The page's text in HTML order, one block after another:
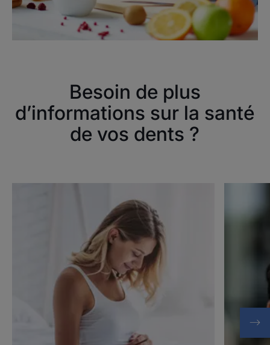
Besoin de plus
d’informations sur la santé
de vos dents ?